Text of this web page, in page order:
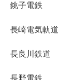
銚子電鉄
長崎電気軌道
長良川鉄道
長野電鉄